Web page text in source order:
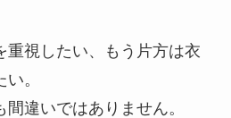
重視したい、もう片方は衣
。
違いではありません。